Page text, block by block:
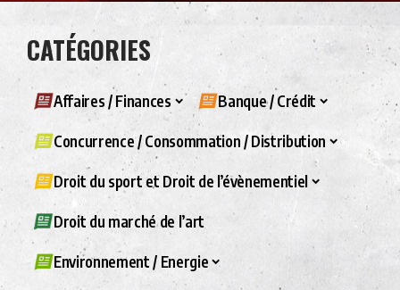
CATÉGORIES
Affaires / Finances Banque / Crédit
Concurrence / Consommation / Distribution
Droit du sport et Droit de l’évènementiel
Droit du marché de l’art
Environnement / Energie